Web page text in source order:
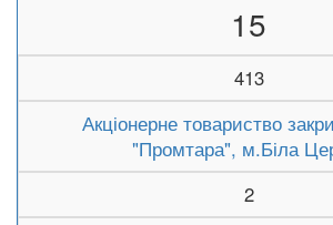
15
413
Акціонерне товариство
"Промтара", м.Біла
2